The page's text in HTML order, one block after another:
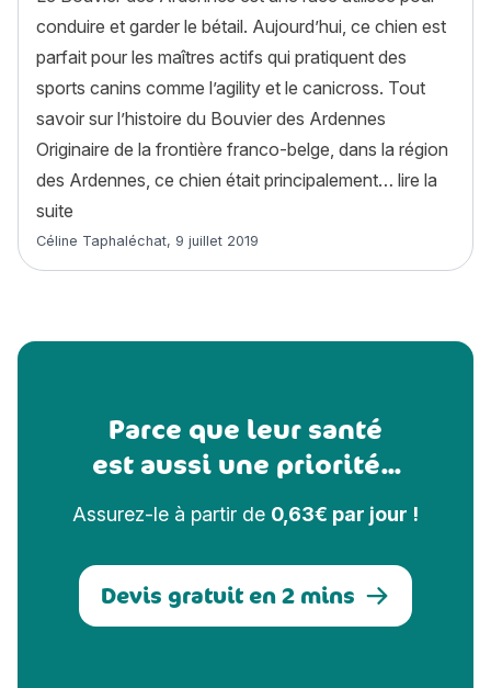
conduire et garder le bétail. Aujourd’hui, ce chien est
parfait pour les maîtres actifs qui pratiquent des
sports canins comme l’agility et le canicross. Tout
savoir sur l’histoire du Bouvier des Ardennes
Originaire de la frontière franco-belge, dans la région
des Ardennes, ce chien était principalement… lire la
suite
Article rédigé par
Céline Taphaléchat, 9 juillet 2019
Parce que leur santé
est aussi une priorité...
Assurez-le à partir de 0,63€ par jour !
Devis gratuit en 2 mins